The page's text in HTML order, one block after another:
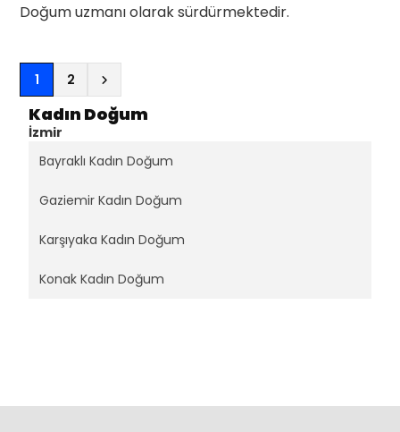
Kadın Doğum
İzmir
Bayraklı Kadın Doğum
Gaziemir Kadın Doğum
Karşıyaka Kadın Doğum
Konak Kadın Doğum
Doğum uzmanı olarak sürdürmektedir.
1(current)
2